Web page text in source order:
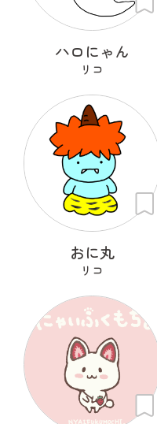
ハロにゃん
リコ
おに丸
リコ